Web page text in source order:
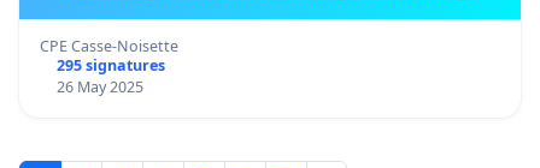
CPE Casse-Noisette
295 signatures
26 May 2025